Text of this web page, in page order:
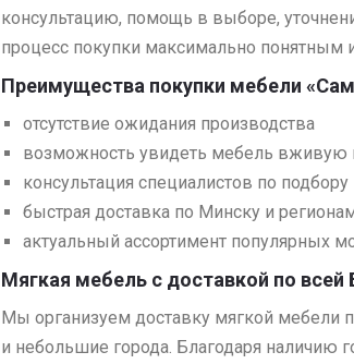
консультацию, помощь в выборе,
процесс покупки максимально понятным
Преимущества покупки мебели
отсутствие ожидания производства
возможность увидеть мебель вживую
консультация специалистов по подбору
быстрая доставка по Минску и
актуальный ассортимент популярных
Мягкая мебель с доставкой по всей
Мы организуем доставку мягкой мебели
и небольшие города. Благодаря наличию